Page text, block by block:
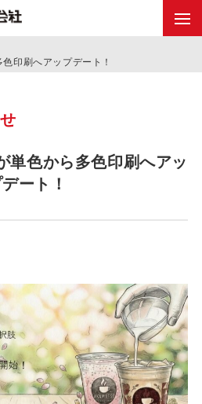
印刷へアップデート！
単色から多色印刷へアッ
ート！